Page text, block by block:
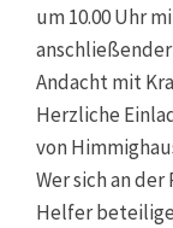
um 10.00 Uhr
Andacht mit
Herzliche
von
Wer sich an
Helfer